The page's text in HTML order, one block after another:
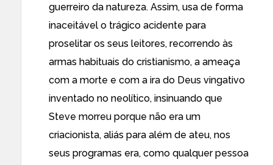
guerreiro da natureza. Assim, usa de forma
inaceitável o trágico acidente para
proselitar os seus leitores, recorrendo às
armas habituais do cristianismo, a ameaça
com a morte e com a ira do Deus vingativo
inventado no neolítico, insinuando que
Steve morreu porque não era um
criacionista, aliás para além de ateu, nos
seus programas era, como qualquer pessoa